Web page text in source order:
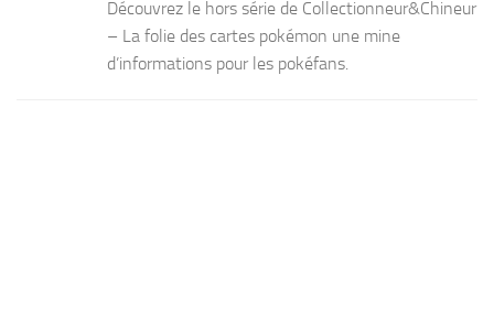
Découvrez le hors série de Collectionneur&Chineur
– La folie des cartes pokémon une mine
d’informations pour les pokéfans.